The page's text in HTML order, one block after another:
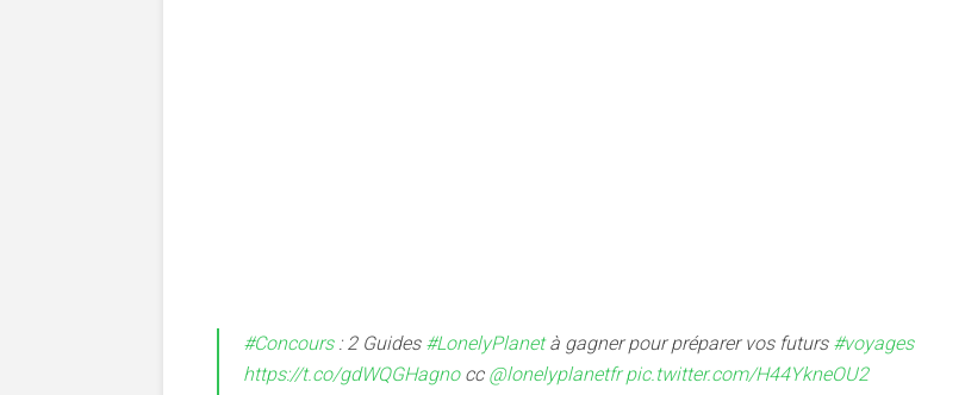
#Concours: 2 Guides #LonelyPlanetà gagner pour préparer vos futurs #voyages
https://t.co/gdWQGHagnocc @lonelyplanetfr pic.twitter.com/H44YkneOU2